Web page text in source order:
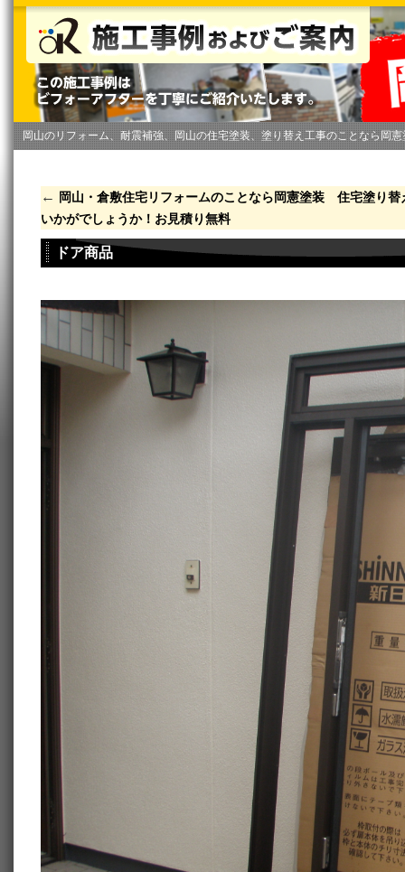
岡山のリフォーム、耐震補強、岡山の住宅塗装、塗り替え工事のことなら岡憲
← 岡山・倉敷住宅リフォームのことなら岡憲塗装 住宅塗り
いかがでしょうか！お見積り無料
ドア商品